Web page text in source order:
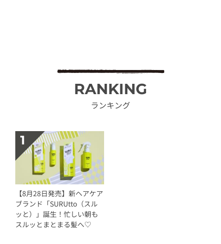
RANKING
ランキング
【8月28日発売】新ヘアケア
ブランド「SURUtto（スル
ッと）」誕生！忙しい朝も
スルッとまとまる髪へ♡